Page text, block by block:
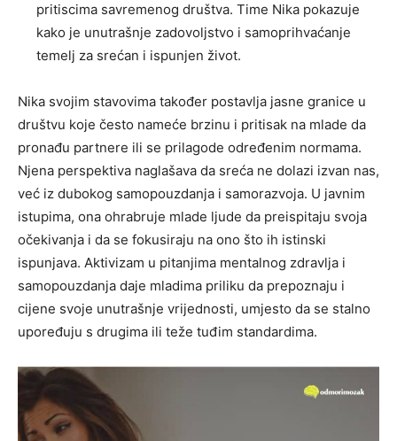
pritiscima savremenog društva. Time Nika pokazuje
kako je unutrašnje zadovoljstvo i samoprihvaćanje
temelj za srećan i ispunjen život.
Nika svojim stavovima također postavlja jasne granice u
društvu koje često nameće brzinu i pritisak na mlade da
pronađu partnere ili se prilagode određenim normama.
Njena perspektiva naglašava da sreća ne dolazi izvan nas,
već iz dubokog samopouzdanja i samorazvoja. U javnim
istupima, ona ohrabruje mlade ljude da preispitaju svoja
očekivanja i da se fokusiraju na ono što ih istinski
ispunjava. Aktivizam u pitanjima mentalnog zdravlja i
samopouzdanja daje mladima priliku da prepoznaju i
cijene svoje unutrašnje vrijednosti, umjesto da se stalno
upoređuju s drugima ili teže tuđim standardima.